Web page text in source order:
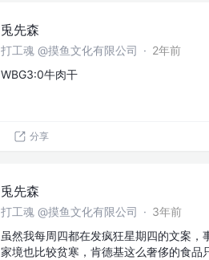
兎先森
打工魂 @摸鱼文化有限公司 · 2年前
WBG3:0牛肉干
分享
兎先森
打工魂 @摸鱼文化有限公司 · 3年前
虽然我每周四都在发疯狂星期四的文案，
家境也比较贫寒，肯德基这么奢侈的食品